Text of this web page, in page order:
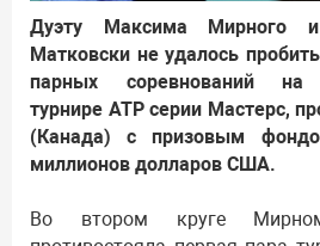
Дуэту Максима Мирного
Матковски не удалось
парных соревнований на
турнире АТР серии Мастерс,
(Канада) с призовым
миллионов долларов США.
Во втором круге